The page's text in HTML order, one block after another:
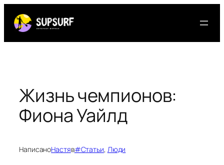
содержимому
Жизнь чемпионов:
Фиона Уайлд
НаписаноНастяв#Статьи, Люди